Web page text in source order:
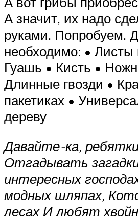
А значит, их надо
руками. Попробуем.
необходимо: • Листы
Гуашь • Кисть •
Длинные гвозди •
пакетиках •
дереву
Давайте-ка,
Отгадывать
интересных
модных шляпах,
лесах И любят